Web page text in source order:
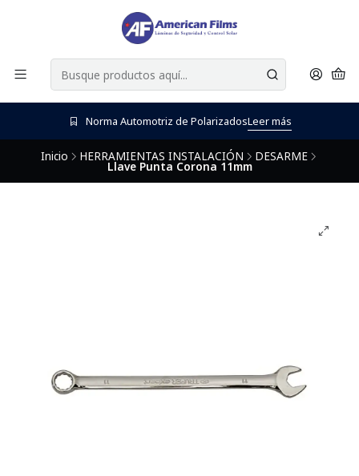
Norma Automotriz de PolarizadosLeer más
Inicio HERRAMIENTAS INSTALACIÓN DESARME
Llave Punta Corona 11mm